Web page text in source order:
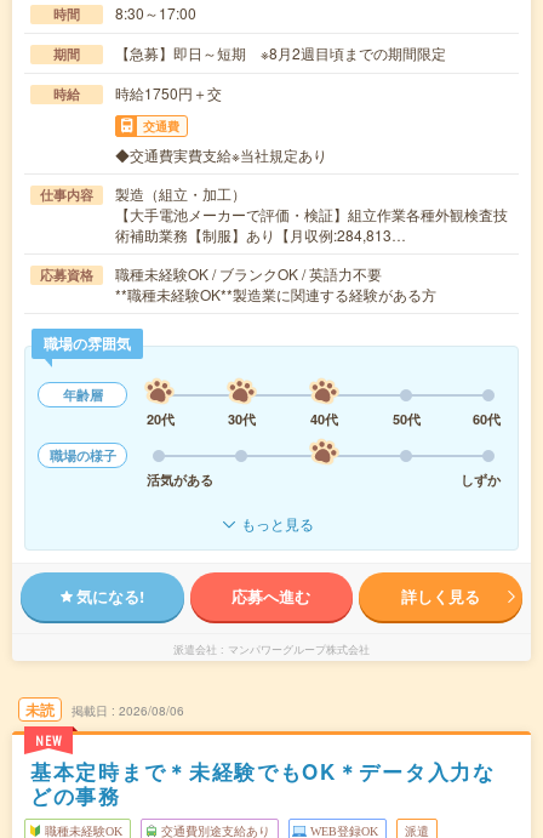
時間 8:30～17:00
期間 【急募】即日～短期 ※8月2週目頃までの期間限定
時給 時給1750円＋交
交通費
◆交通費実費支給※当社規定あり
仕事内容
製造（組立・加工）
【大手電池メーカーで評価・検証】組立作業各種外観検査技
術補助業務【制服】あり【月収例:284,813…
応募資格
職種未経験OK / ブランクOK / 英語力不要
**職種未経験OK**製造業に関連する経験がある方
職場の雰囲気
年齢層
20代
30代 40代 50代
60代
職場の様子
活気がある
しずか
もっと見る
気になる! 応募へ進む 詳しく見る
派遣会社 マンパワーグループ株式会社
未読
NEW
掲載日 2026/08/06
基本定時まで＊未経験でもOK＊データ入力な
どの事務
職種未経験OK 交通費別途支給あり WEB登録OK 派遣